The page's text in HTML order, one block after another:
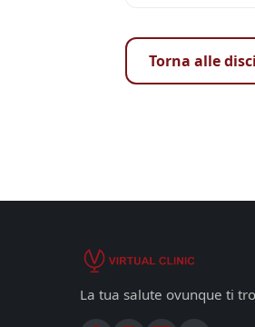
Torna alle
La tua salute ovunque ti